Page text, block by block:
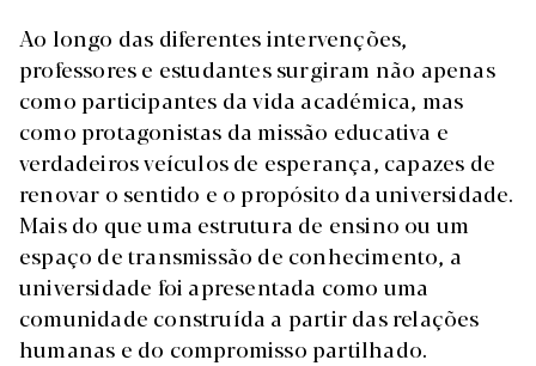
Ao longo das diferentes intervenções,
professores e estudantes surgiram não apenas
como participantes da vida académica, mas
como protagonistas da missão educativa e
verdadeiros veículos de esperança, capazes de
renovar o sentido e o propósito da universidade.
Mais do que uma estrutura de ensino ou um
espaço de transmissão de conhecimento, a
universidade foi apresentada como uma
comunidade construída a partir das relações
humanas e do compromisso partilhado.